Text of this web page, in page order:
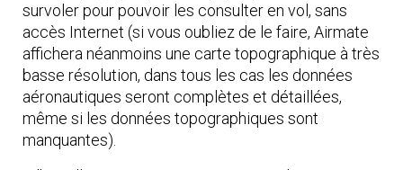
survoler pour pouvoir les consulter en vol, sans
accès Internet (si vous oubliez de le faire, Airmate
affichera néanmoins une carte topographique à très
basse résolution, dans tous les cas les données
aéronautiques seront complètes et détaillées,
même si les données topographiques sont
manquantes).